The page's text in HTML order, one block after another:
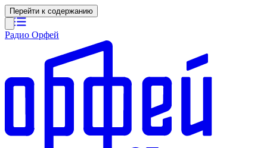
Перейти к содержанию
Радио Орфей